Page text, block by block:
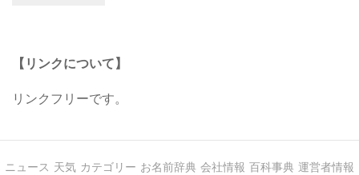
【リンクについて】
リンクフリーです。
ニュース 天気 カテゴリー お名前辞典 会社情報 百科事典 運営者情報